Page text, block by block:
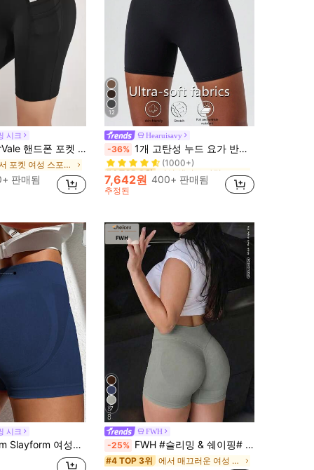
시크
포켓 신축성 있는 반바지 솔리드
에서 포켓 여성 스포츠 반바지
판매됨
12
Hearuisavy
-36% 1개 고탄성 누드 요가 반바지/사이클링 반바지, 러닝, 피트니스, 사이클링 및 기타 스포츠에 적합, 여성용 흡습성 통기성 타이트 반바지 블랙, 애슬레저
#4 TOP 3위
여성 액티브 바텀
(1000+)
#4 TOP 3위 여성 액티브 바텀
(1000+)
#4 TOP 3위 여성 액티브 바텀
(1000+)
#4 TOP 3위
여성 액티브 바텀
7,642원 400+ 판매됨
추정된
시크
이웨스트, 이음새 없는 요가 피트니스 숏팬츠, 여성용 땀 흡수 반바지, 짐 반바지, 바이커 반바지
7
FWH
-25% FWH #슬리밍 & 쉐이핑# 여성용 심리스 운동 반바지, 탄력 있는 허리밴드, 3D 주름 디자인, 편안한 탄력 허리, 엉덩이 리프팅 주름 효과, 엉덩이 라인 강화, 제한 없는 움직임, 일상 캐주얼, 스포츠, 피트니스, 러닝, 캐주얼 엉덩이 리프팅 운동 반바지에 적합
#4 TOP 3위 에서 매끄러운 여성 스포츠 반바지